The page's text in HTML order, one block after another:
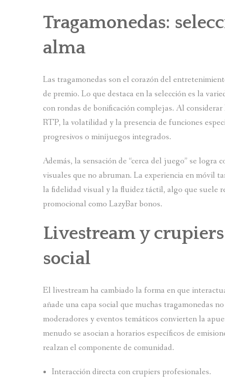
Tragamonedas:
alma
Las tragamonedas son el corazón del
de premio. Lo que destaca en la selección es la
con rondas de bonificación complejas. Al
RTP, la volatilidad y la presencia de funciones
progresivos o minijuegos integrados.
Además, la sensación de “cerca del juego” se logra
visuales que no abruman. La experiencia en móvil
la fidelidad visual y la fluidez táctil, algo que suele
promocional como LazyBar bonos.
Livestream y
social
El livestream ha cambiado la forma en que
añade una capa social que muchas tragamonedas
moderadores y eventos temáticos convierten la
menudo se asocian a horarios específicos de
realzan el componente de comunidad.
Interacción directa con crupiers profesionales.